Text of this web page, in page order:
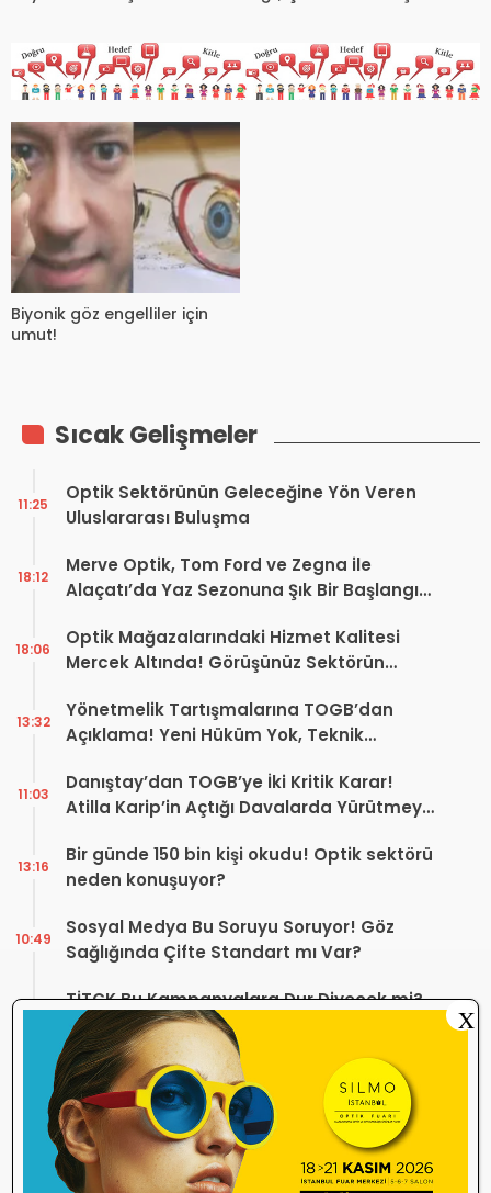
Biyonik göz engelliler için
umut!
Sıcak Gelişmeler
Optik Sektörünün Geleceğine Yön Veren
Uluslararası Buluşma
11:25
Merve Optik, Tom Ford ve Zegna ile
Alaçatı’da Yaz Sezonuna Şık Bir Başlangıç ​​
18:12
Optik Mağazalarındaki Hizmet Kalitesi
Mercek Altında! Görüşünüz Sektörün
18:06
Yönetmelik Tartışmalarına TOGB’dan
Açıklama! Yeni Hüküm Yok, Teknik
13:32
Danıştay’dan TOGB’ye İki Kritik Karar!
Atilla Karip’in Açtığı Davalarda Yürütmeyi
11:03
Bir günde 150 bin kişi okudu! Optik sektörü
neden konuşuyor?
13:16
Sosyal Medya Bu Soruyu Soruyor! Göz
Sağlığında Çifte Standart mı Var?
10:49
TİTCK Bu Kampanyalara Dur Diyecek mi?
Sağlık ürününde ‘Set Kampanyası’
12:16
Optik sektörü neden durdu? Temmuz
ayında neler yaşanıyor?
ÜTS’de Miadı Dolan Gözlük Çerçeveleri
SGK İşlemlerini Engelliyor!
X